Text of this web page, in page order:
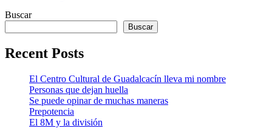
Buscar
Buscar
Recent Posts
El Centro Cultural de Guadalcacín lleva mi nombre
Personas que dejan huella
Se puede opinar de muchas maneras
Prepotencia
El 8M y la división